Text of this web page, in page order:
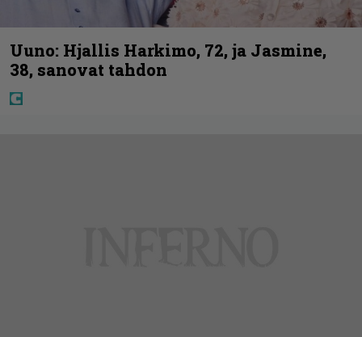
Uuno: Hjallis Harkimo, 72, ja Jasmine,
38, sanovat tahdon